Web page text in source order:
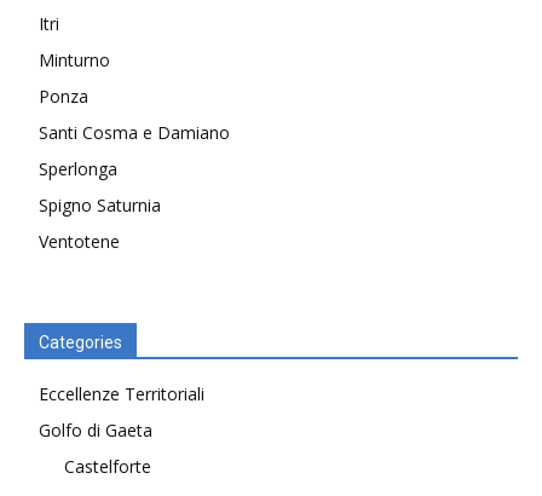
Itri
Minturno
Ponza
Santi Cosma e Damiano
Sperlonga
Spigno Saturnia
Ventotene
Categories
Eccellenze Territoriali
Golfo di Gaeta
Castelforte